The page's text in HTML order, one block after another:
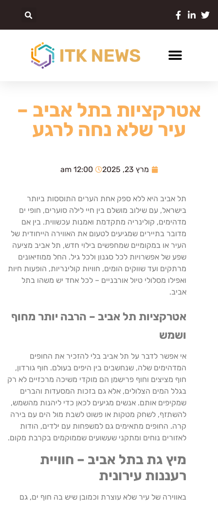
אטרקציות בתל אביב –
עיר שלא נחה לרגע
מרץ 23, 2025 12:00 am
תל אביב היא ללא ספק אחת הערים התוססות ביותר
בישראל, עם שילוב מושלם בין חיי לילה סוערים, חופי ים
מדהימים, קולינריה מתקדמת ואמנות עכשווית. בין אם
מדובר בתיירים שמגיעים לטעום את האווירה הייחודית של
העיר או במקומיים שמחפשים בילוי חדש, תל אביב מציעה
שפע של אפשרויות לכל סגנון ולכל גיל. החל ממוזיאונים
מרתקים ועד שווקים הומים, חוויות קולינריות, הופעות חיות
ואפילו מסלולי טיול אורבניים – לכל אחד יש משהו בתל
אביב.
אטרקציות תל אביב – הרבה יותר מחוף
ושמש
אי אפשר לדבר על תל אביב בלי להזכיר את החופים
המדהימים שלה, שנחשבים בין היפים בעולם. חוף גורדון,
חוף מציצים וחוף פרישמן הם מוקדי משיכה מרכזיים לא רק
בגלל המים הצלולים, אלא גם בזכות המסעדות והברים
שמקיפים אותם. אנשים מגיעים לכאן כדי ליהנות מהשמש,
להשתזף, לשחק מטקות או פשוט לשבת מול הים עם בירה
קרה. החופים מתאימים גם למשפחות עם ילדים, הודות
לאזורים נוחים ומתקני שעשועים שממוקמים בקרבת מקום.
מיץ גת בתל אביב – חוויית
רעננות עירונית
באווירה של עיר שלא עוצרת וכמובן שיש בה חוף ים, גם